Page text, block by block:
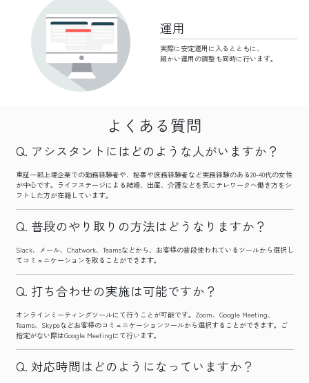
運用
実際に安定運用に 入るとともに、
細かい運用の調整も同時に行います。
よくある質問
アシスタントにはどのような人がいますか？
東証一部上場企業での勤務経験者や、秘書や庶務経験者など実務経験のある20-40代の女性
が中心です。ライフステージによる結婚、出産、介護などを気にテレワークへ働き方をシ
フトした方が在籍しています。
普段のやり取りの方法はどうなりますか？
Slack、メール、Chatwork、Teamsなどから、お客様の普段使われているツールから選択し
てコミュニケーションを取ることができます。
打ち合わせの実施は可能ですか？
オンラインミーティングツールにて行うことが可能です。Zoom、Google Meeting、
Teams、Skypeなどお客様のコミュニケーションツールから選択することができます。ご
指定がない際はGoogle Meetingにて行います。
対応時間はどのようになっていますか？